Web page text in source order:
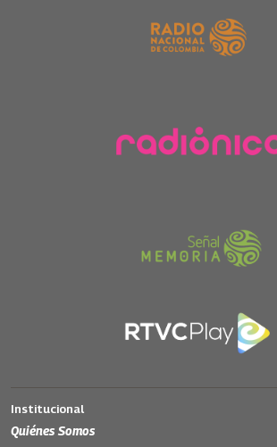
Institucional
Quiénes Somos